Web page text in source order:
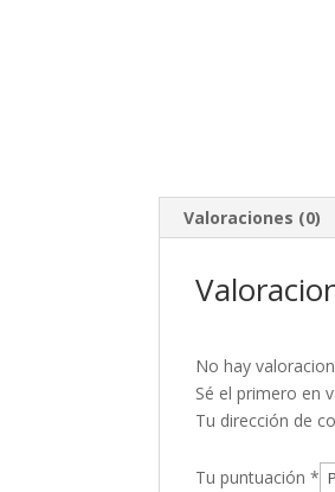
Valoraciones (0)
No hay
Sé el primero en
Tu dirección de
Tu puntuación*